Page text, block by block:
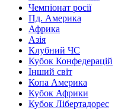
Чемпіонат росії
Пд. Америка
Африка
Азія
Клубний ЧС
Кубок Конфедерацій
Інший світ
Копа Америка
Кубок Африки
Кубок Лібертадорес